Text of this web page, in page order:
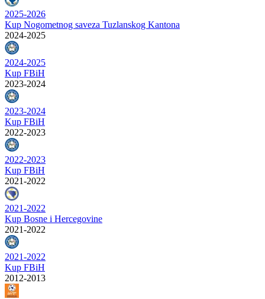
2025-2026
Kup Nogometnog saveza Tuzlanskog Kantona
2024-2025
2024-2025
Kup FBiH
2023-2024
2023-2024
Kup FBiH
2022-2023
2022-2023
Kup FBiH
2021-2022
2021-2022
Kup Bosne i Hercegovine
2021-2022
2021-2022
Kup FBiH
2012-2013